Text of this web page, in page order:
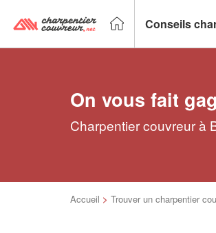
Conseils
On vous fait
Charpentier couvreur à
Accueil > Trouver un charpentier